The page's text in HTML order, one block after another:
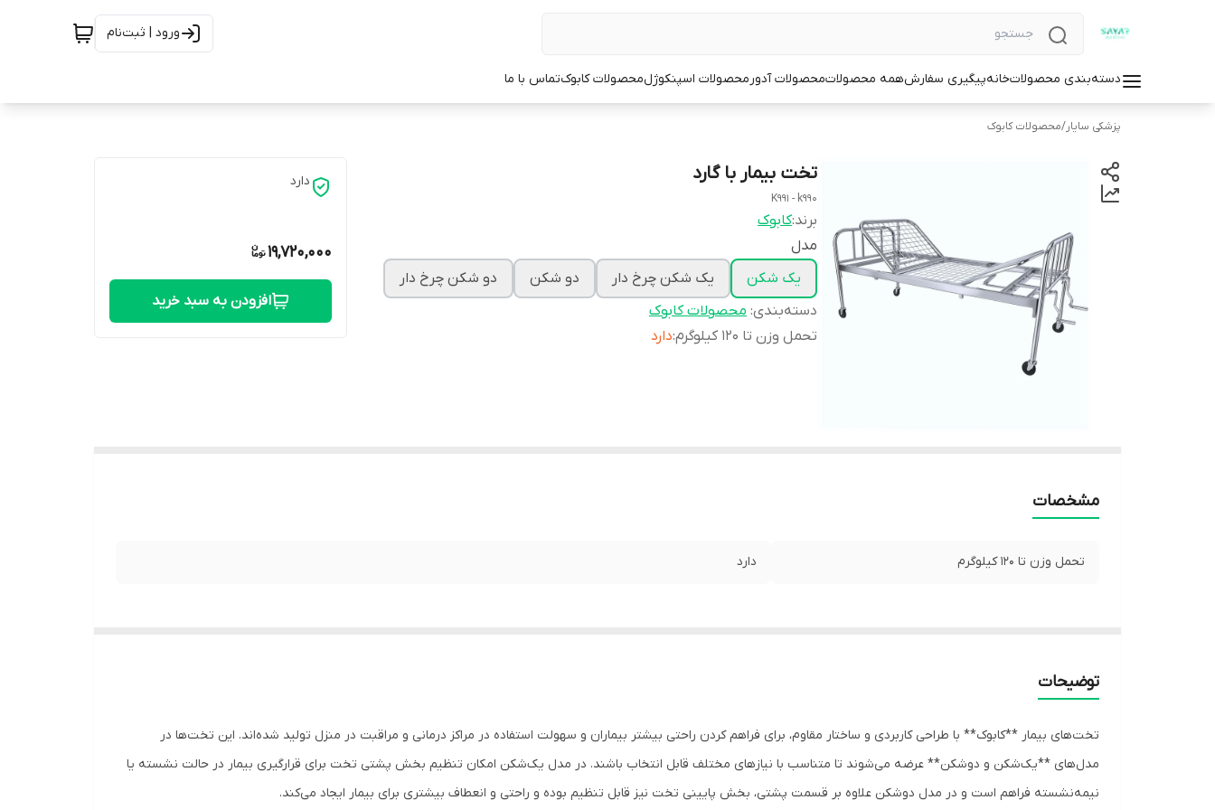
ورود | ثبت‌نام
دسته‌بندی محصولاتخانهپیگیری سفارشهمه محصولاتمحصولات آدورمحصولات اسپنکوژلمحصولات کابوکتماس با ما
پزشکی سایار/محصولات کابوک
تخت بیمار با گارد
K991 - k990
برند:کابوک
مدل
یک شکن
یک شکن چرخ دار دو شکن
دو شکن چرخ دار
دسته‌بندی: محصولات کابوک
تحمل وزن تا 120 کیلوگرم
:دارد
دارد
19,720,000
افزودن به سبد خرید
مشخصات
تحمل وزن تا 120 کیلوگرم دارد
توضیحات
تخت‌های بیمار **کابوک** با طراحی کاربردی و ساختار مقاوم، برای فراهم کردن راحتی بیشتر بیماران و سهولت استفاده در مراکز درمانی و مراقبت در منزل تولید شده‌اند. این تخت‌ها در
مدل‌های **یک‌شکن و دوشکن** عرضه می‌شوند تا متناسب با نیازهای مختلف قابل انتخاب باشند. در مدل یک‌شکن امکان تنظیم بخش پشتی تخت برای قرارگیری بیمار در حالت نشسته یا
نیمه‌نشسته فراهم است و در مدل دوشکن علاوه بر قسمت پشتی، بخش پایینی تخت نیز قابل تنظیم بوده و راحتی و انعطاف بیشتری برای بیمار ایجاد می‌کند.